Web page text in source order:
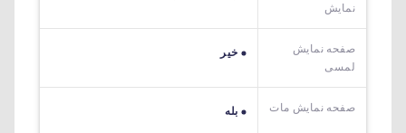
نمایش
صفحه نمایش
لمسی
خیر
صفحه نمایش مات بله